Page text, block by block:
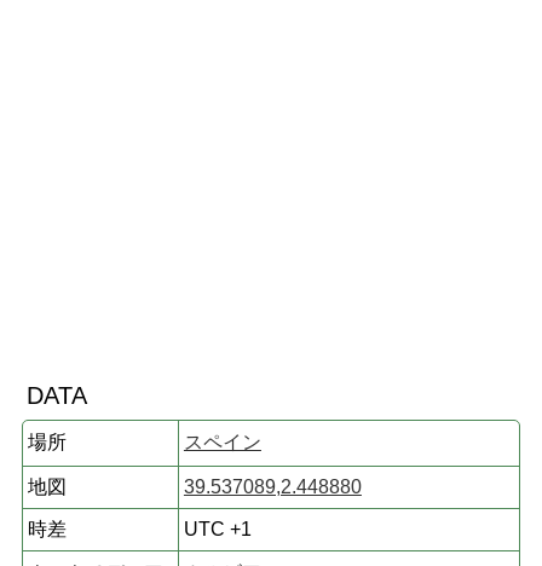
DATA
場所 スペイン
地図 39.537089,2.448880
時差 UTC +1